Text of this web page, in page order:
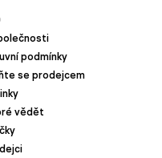
podmínky
se prodejcem
vědět